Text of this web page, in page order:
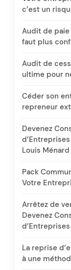
c’est un
Audit de paie
faut plus
Audit de
ultime pour
Céder son
repreneur
Devenez
Louis Ménard
Pack
Votre
Arrêtez de
Devenez
d’Entreprises
La reprise
à une